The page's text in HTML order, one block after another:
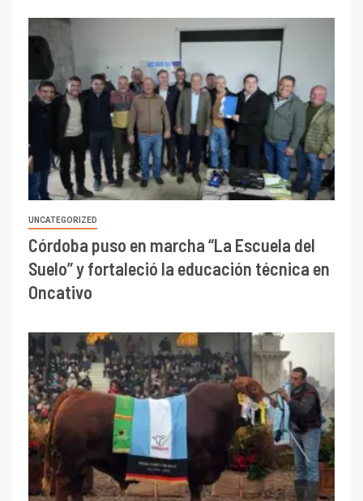
UNCATEGORIZED
Córdoba puso en marcha “La Escuela del
Suelo” y fortaleció la educación técnica en
Oncativo